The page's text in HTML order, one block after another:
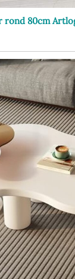
rond 80cm